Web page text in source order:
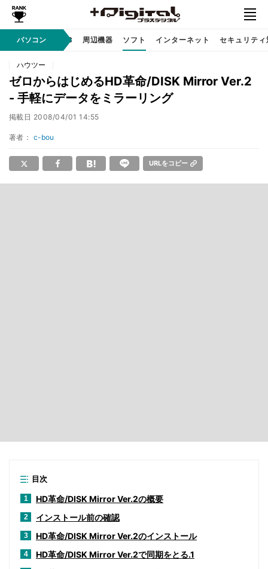
パソコン
クノロジ AI PC 周辺機器 ソフト インターネット セキュリティ
ハウツー
ゼロからはじめるHD革命/DISK Mirror Ver.2
- 手軽にデータをミラーリング
掲載日 2008/04/01 14:55
著者： c-bou
URLをコピー
目次
1 HD革命/DISK Mirror Ver.2の概要
2 インストール前の確認
3 HD革命/DISK Mirror Ver.2のインストール
4 HD革命/DISK Mirror Ver.2で同期をとる.1